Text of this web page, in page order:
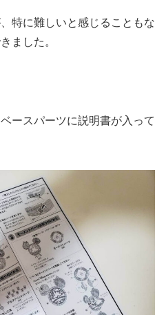
特に難しいと感じることもな
ました。
ースパーツに説明書が入って